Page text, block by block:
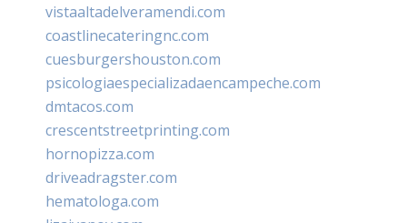
vistaaltadelveramendi.com
coastlinecateringnc.com
cuesburgershouston.com
psicologiaespecializadaencampeche.com
dmtacos.com
crescentstreetprinting.com
hornopizza.com
driveadragster.com
hematologa.com